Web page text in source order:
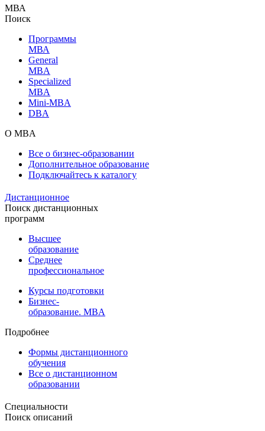
МВА
Поиск
Программы
МВА
General
MBA
Specialized
MBA
Mini-MBA
DBA
О MBA
Все о бизнес-образовании
Дополнительное образование
Подключайтесь к каталогу
Дистанционное
Поиск дистанционных
программ
Высшее
образование
Среднее
профессиональное
Курсы подготовки
Бизнес-
образование. MBA
Подробнее
Формы дистанционного
обучения
Все о дистанционном
образовании
Специальности
Поиск описаний